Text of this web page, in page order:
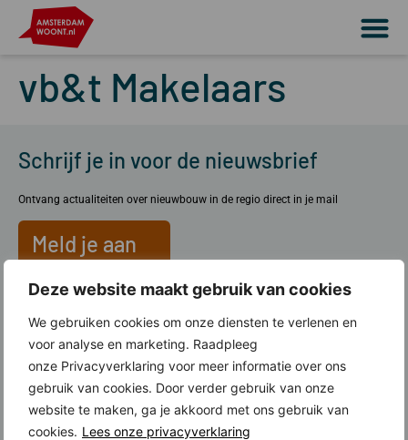
Deze website maakt gebruik van cookies
We gebruiken cookies om onze diensten te verlenen en
voor analyse en marketing. Raadpleeg
onze Privacyverklaring voor meer informatie over ons
gebruik van cookies. Door verder gebruik van onze
website te maken, ga je akkoord met ons gebruik van
cookies. Lees onze privacyverklaring
vb&t Makelaars
Schrijf je in voor de nieuwsbrief
Ontvang actualiteiten over nieuwbouw in de regio direct in je mail
Meld je aan
Over ons
Wat doen wij?
Werkgebied Amsterdam Woont
Lid worden
Contact